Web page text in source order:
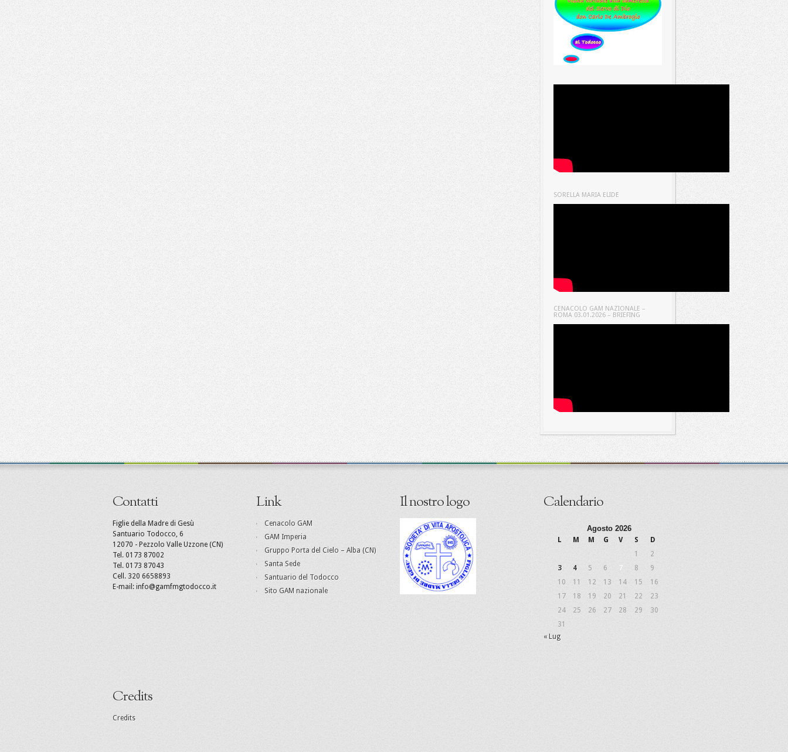
SORELLA MARIA ELIDE
CENACOLO GAM NAZIONALE –
ROMA 03.01.2026 – BRIEFING
Contatti
Figlie della Madre di Gesù
Santuario Todocco, 6
12070 - Pezzolo Valle Uzzone (CN)
Tel. 0173 87002
Tel. 0173 87043
Cell. 320 6658893
E-mail: info@gamfmgtodocco.it
Link
Cenacolo GAM
GAM Imperia
Gruppo Porta del Cielo – Alba (CN)
Santa Sede
Santuario del Todocco
Sito GAM nazionale
Il nostro logo Calendario
Agosto 2026
L M M G V S
D
1
2
3
4 5 6 7 8
9
10
11 12 13 14 15
16
17
18 19 20 21 22
23
24
25 26 27 28 29
30
31
« Lug
Credits
Credits